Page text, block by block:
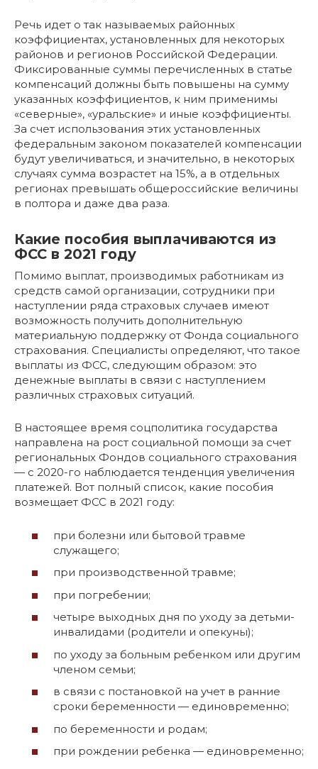
Речь идет о так называемых районных
коэффициентах, установленных для некоторых
районов и регионов Российской Федерации.
Фиксированные суммы перечисленных в статье
компенсаций должны быть повышены на сумму
указанных коэффициентов, к ним применимы
«северные», «уральские» и иные коэффициенты.
За счет использования этих установленных
федеральным законом показателей компенсации
будут увеличиваться, и значительно, в некоторых
случаях сумма возрастет на 15%, а в отдельных
регионах превышать общероссийские величины
в полтора и даже два раза.
Какие пособия выплачиваются из
ФСС в 2021 году
Помимо выплат, производимых работникам из
средств самой организации, сотрудники при
наступлении ряда страховых случаев имеют
возможность получить дополнительную
материальную поддержку от Фонда социального
страхования. Специалисты определяют, что такое
выплаты из ФСС, следующим образом: это
денежные выплаты в связи с наступлением
различных страховых ситуаций.
В настоящее время соцполитика государства
направлена на рост социальной помощи за счет
региональных Фондов социального страхования
— с 2020-го наблюдается тенденция увеличения
платежей. Вот полный список, какие пособия
возмещает ФСС в 2021 году:
при болезни или бытовой травме
служащего;
при производственной травме;
при погребении;
четыре выходных дня по уходу за детьми-
инвалидами (родители и опекуны);
по уходу за больным ребенком или другим
членом семьи;
в связи с постановкой на учет в ранние
сроки беременности — единовременно;
по беременности и родам;
при рождении ребенка — единовременно;